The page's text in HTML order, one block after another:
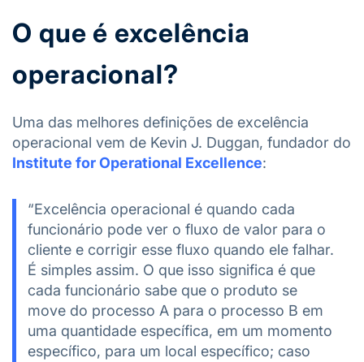
O que é excelência
operacional?
Uma das melhores definições de excelência
operacional vem de Kevin J. Duggan, fundador do
Institute for Operational Excellence:
“Excelência operacional é quando cada
funcionário pode ver o fluxo de valor para o
cliente e corrigir esse fluxo quando ele falhar.
É simples assim. O que isso significa é que
cada funcionário sabe que o produto se
move do processo A para o processo B em
uma quantidade específica, em um momento
específico, para um local específico; caso